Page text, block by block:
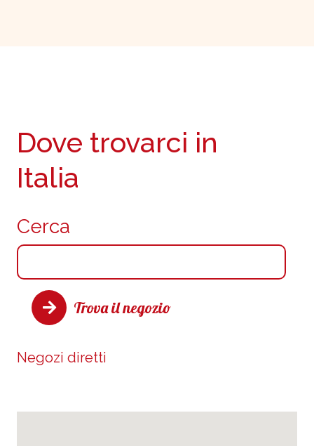
Cerca
Trova il negozio
Dove trovarci in
Italia
Negozi diretti